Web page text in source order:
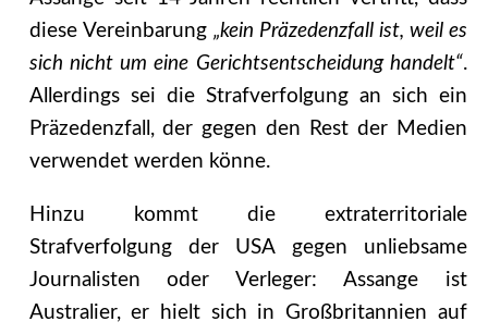
diese Vereinbarung „kein Präzedenzfall ist, weil es
sich nicht um eine Gerichtsentscheidung handelt“.
Allerdings sei die Strafverfolgung an sich ein
Präzedenzfall, der gegen den Rest der Medien
verwendet werden könne.
Hinzu kommt die extraterritoriale
Strafverfolgung der USA gegen unliebsame
Journalisten oder Verleger: Assange ist
Australier, er hielt sich in Großbritannien auf